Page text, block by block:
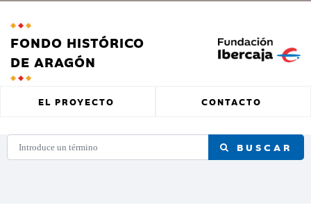
FONDO HISTÓRICO
DE ARAGÓN
EL PROYECTO CONTACTO
BUSCAR